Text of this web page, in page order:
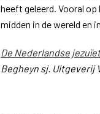
heeft geleerd. Vooral
midden in de wereld en
De Nederlandse
Begheyn sj. Uitgeverij